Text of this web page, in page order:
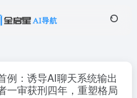
例：诱导AI聊天系统输出
一审获刑四年，重塑格局